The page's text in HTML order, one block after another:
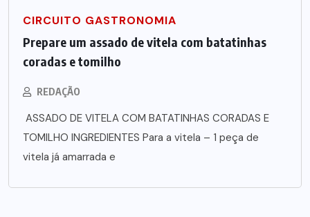
CIRCUITO GASTRONOMIA
Prepare um assado de vitela com batatinhas
coradas e tomilho
REDAÇÃO
ASSADO DE VITELA COM BATATINHAS CORADAS E
TOMILHO INGREDIENTES Para a vitela – 1 peça de
vitela já amarrada e